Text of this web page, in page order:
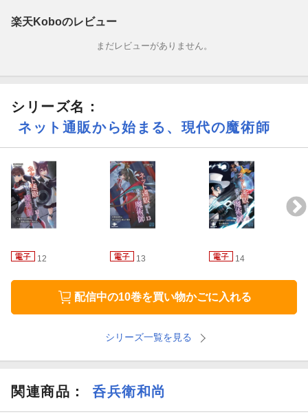
そして新たな戦いの火蓋が切られる。
乙葉の機転により十二魔将を巡る争いは収束したものの、彼女は
犯してしまう。気づけば、平穏は崩れ去り、世界は次なる混沌に
そしてーー魔人王となった少年・瀬川雅は、帰還した白桃姫と“あ
運命と戦え。世界を背負え。これは、魔術と意志が交差する、現
代魔法戦記の最前線。
〈著者からの一言〉
いつもお世話になっています。
第十一巻、ついに二桁を越えてさらに一歩進み、ほっと一安心し
ている著者です。
さて、第十一巻はついに現代ダンジョンもの……ではなく、妖魔
やはり現代ローファンタジーとして迷宮攻略は必須。乙葉たちも
逃げた活性転移門を追撃すべく巨大迷宮となった札幌駅地下迷宮
楽天Koboのレビュー
まだレビューがありません。
シリーズ名：
ネット通販から始まる、現代の魔術師
12 13 14
配信中の10巻を買い物かごに入れる
シリーズ一覧を見る
関連商品 ： 呑兵衛和尚